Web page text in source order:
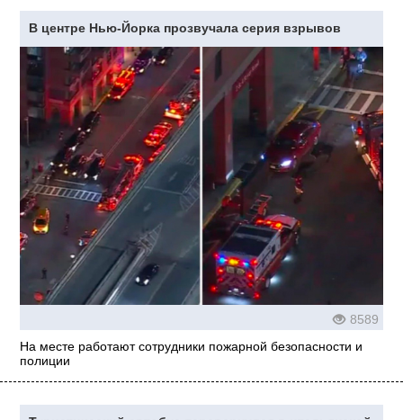
В центре Нью-Йорка прозвучала серия взрывов
8589
На месте работают сотрудники пожарной безопасности и
полиции